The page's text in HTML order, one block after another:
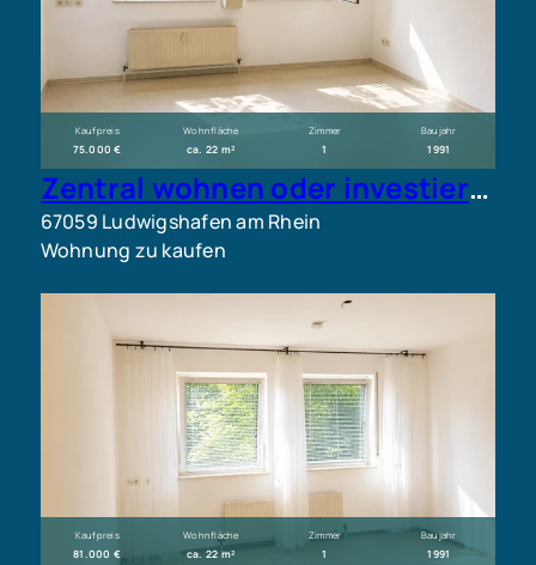
Kaufpreis
75.000 €
Wohnfläche
ca. 22 m²
Zimmer
1
Baujahr
1991
Zentral wohnen oder investieren in Ludwigshafen Mitte – 1-Zimmer-Wohnung mit weiteren Einheiten
67059 Ludwigshafen am Rhein
Wohnung zu kaufen
Kaufpreis
81.000 €
Wohnfläche
ca. 22 m²
Zimmer
1
Baujahr
1991